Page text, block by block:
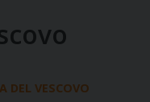
DEL VESCOVO